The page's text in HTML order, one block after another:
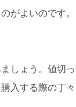
がよいのです。
しょう。値切
入する際の丁